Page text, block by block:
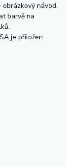
návod.
barvě na
je přiložen